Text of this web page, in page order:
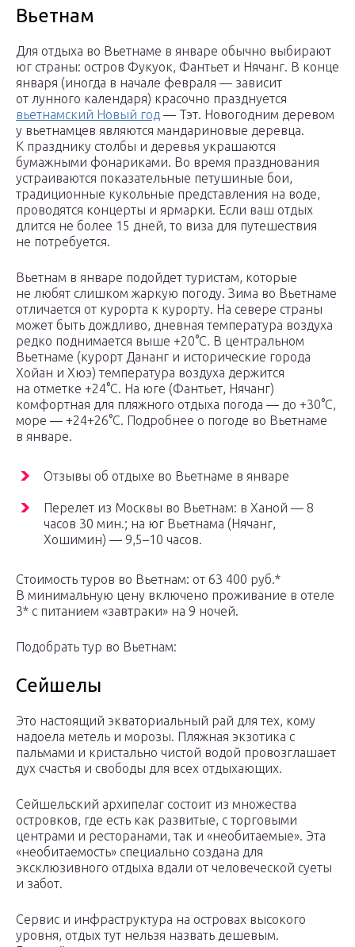
Вьетнам
Для отдыха во Вьетнаме в январе обычно выбирают
юг страны: остров Фукуок, Фантьет и Нячанг. В конце
января (иногда в начале февраля — зависит
от лунного календаря) красочно празднуется
вьетнамский Новый год — Тэт. Новогодним деревом
у вьетнамцев являются мандариновые деревца.
К празднику столбы и деревья украшаются
бумажными фонариками. Во время празднования
устраиваются показательные петушиные бои,
традиционные кукольные представления на воде,
проводятся концерты и ярмарки. Если ваш отдых
длится не более 15 дней, то виза для путешествия
не потребуется.
Вьетнам в январе подойдет туристам, которые
не любят слишком жаркую погоду. Зима во Вьетнаме
отличается от курорта к курорту. На севере страны
может быть дождливо, дневная температура воздуха
редко поднимается выше +20°C. В центральном
Вьетнаме (курорт Дананг и исторические города
Хойан и Хюэ) температура воздуха держится
на отметке +24°C. На юге (Фантьет, Нячанг)
комфортная для пляжного отдыха погода — до +30°C,
море — +24+26°C. Подробнее о погоде во Вьетнаме
в январе.
Отзывы об отдыхе во Вьетнаме в январе
Перелет из Москвы во Вьетнам: в Ханой — 8
часов 30 мин.; на юг Вьетнама (Нячанг,
Хошимин) — 9,5–10 часов.
Стоимость туров во Вьетнам: от 63 400 руб.*
В минимальную цену включено проживание в отеле
3* с питанием «завтраки» на 9 ночей.
Подобрать тур во Вьетнам:
Сейшелы
Это настоящий экваториальный рай для тех, кому
надоела метель и морозы. Пляжная экзотика с
пальмами и кристально чистой водой провозглашает
дух счастья и свободы для всех отдыхающих.
Сейшельский архипелаг состоит из множества
островков, где есть как развитые, с торговыми
центрами и ресторанами, так и «необитаемые». Эта
«необитаемость» специально создана для
эксклюзивного отдыха вдали от человеческой суеты
и забот.
Сервис и инфраструктура на островах высокого
уровня, отдых тут нельзя назвать дешевым.